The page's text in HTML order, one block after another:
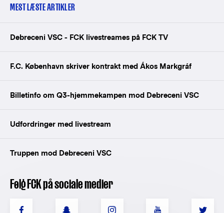
MEST LÆSTE ARTIKLER
Debreceni VSC - FCK livestreames på FCK TV
F.C. København skriver kontrakt med Ákos Markgráf
Billetinfo om Q3-hjemmekampen mod Debreceni VSC
Udfordringer med livestream
Truppen mod Debreceni VSC
Følg FCK på sociale medier